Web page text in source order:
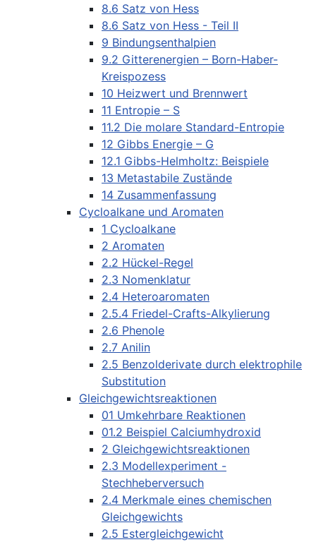
8.6 Satz von Hess
8.6 Satz von Hess - Teil II
9 Bindungsenthalpien
9.2 Gitterenergien – Born-Haber-
Kreispozess
10 Heizwert und Brennwert
11 Entropie – S
11.2 Die molare Standard-Entropie
12 Gibbs Energie – G
12.1 Gibbs-Helmholtz: Beispiele
13 Metastabile Zustände
14 Zusammenfassung
Cycloalkane und Aromaten
1 Cycloalkane
2 Aromaten
2.2 Hückel-Regel
2.3 Nomenklatur
2.4 Heteroaromaten
2.5.4 Friedel-Crafts-Alkylierung
2.6 Phenole
2.7 Anilin
2.5 Benzolderivate durch elektrophile
Substitution
Gleichgewichtsreaktionen
01 Umkehrbare Reaktionen
01.2 Beispiel Calciumhydroxid
2 Gleichgewichtsreaktionen
2.3 Modellexperiment -
Stechheberversuch
2.4 Merkmale eines chemischen
Gleichgewichts
2.5 Estergleichgewicht